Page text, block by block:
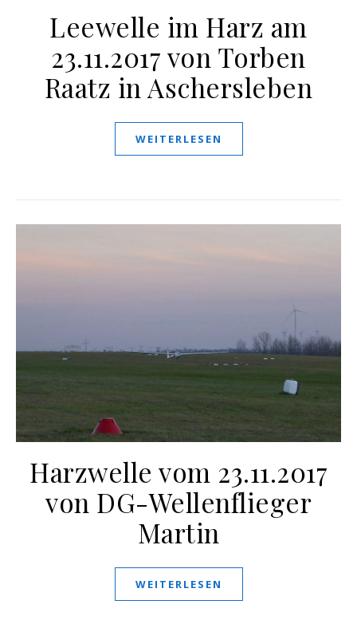
Leewelle im Harz am
23.11.2017 von Torben
Raatz in Aschersleben
WEITERLESEN
Harzwelle vom 23.11.2017
von DG-Wellenflieger
Martin
WEITERLESEN